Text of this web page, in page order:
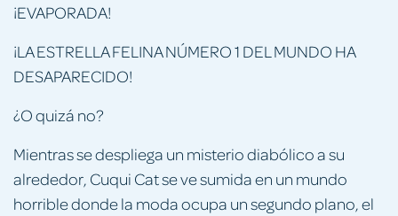
¡EVAPORADA!
¡LA ESTRELLA FELINA NÚMERO 1 DEL MUNDO HA
DESAPARECIDO!
¿O quizá no?
Mientras se despliega un misterio diabólico a su
alrededor, Cuqui Cat se ve sumida en un mundo
horrible donde la moda ocupa un segundo plano, el